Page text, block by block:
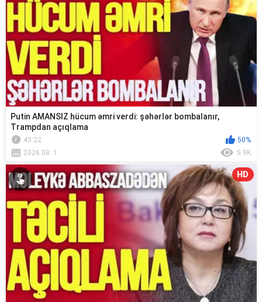
Putin AMANSIZ hücum əmri verdi: şəhərlər bombalanır,
Trampdan açıqlama
43:22
50%
2026.08. 1
5.9K
HD